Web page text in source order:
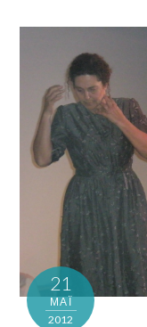
21
ΜΑΪ́
2012